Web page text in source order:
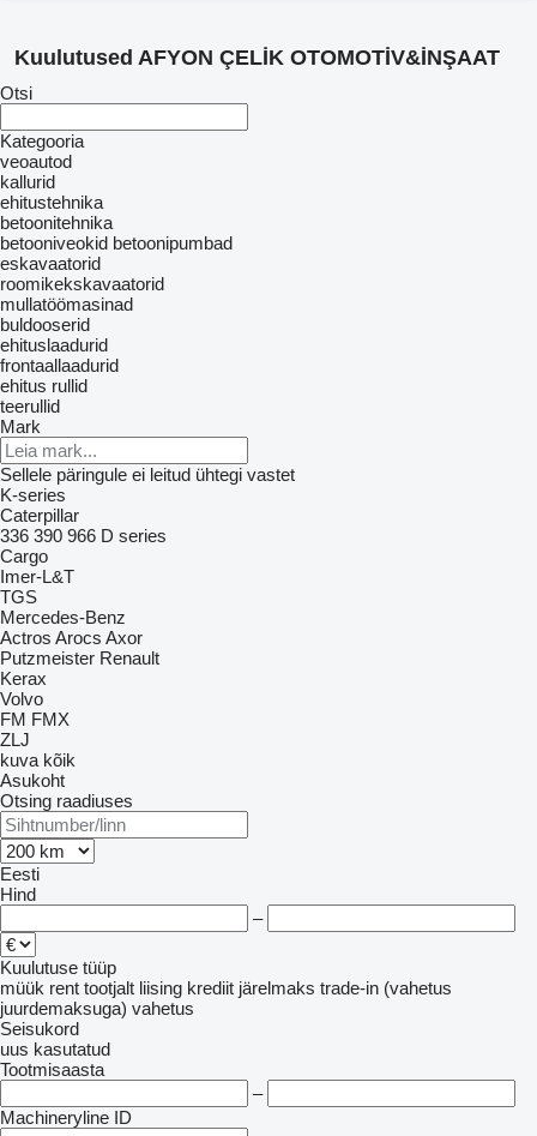
Kuulutused AFYON ÇELİK OTOMOTİV&İNŞAAT
Otsi
Kategooria
veoautod
kallurid
ehitustehnika
betoonitehnika
betooniveokid betoonipumbad
eskavaatorid
roomikekskavaatorid
mullatöömasinad
buldooserid
ehituslaadurid
frontaallaadurid
ehitus rullid
teerullid
Mark
Sellele päringule ei leitud ühtegi vastet
K-series
Caterpillar
336 390 966 D series
Cargo
Imer-L&T
TGS
Mercedes-Benz
Actros Arocs Axor
Putzmeister Renault
Kerax
Volvo
FM FMX
ZLJ
kuva kõik
Asukoht
Otsing raadiuses
Eesti
Hind
–
Kuulutuse tüüp
müük rent tootjalt liising krediit järelmaks trade-in (vahetus
juurdemaksuga) vahetus
Seisukord
uus kasutatud
Tootmisaasta
–
Machineryline ID